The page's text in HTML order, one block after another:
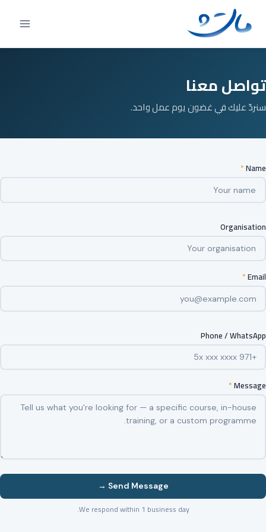
content
تواصل معنا
سنردّ عليك في غضون يوم عمل واحد.
Name
*
Organisation
Email
*
Phone / WhatsApp
Message
*
Send Message →
We respond within 1 business day.